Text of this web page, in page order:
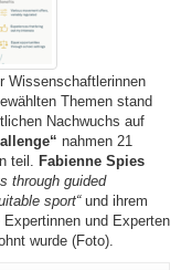
Wissenschaftlerinnen
Themen stand
Nachwuchs auf
nahmen 21
teil. Fabienne Spies
through guided
sport“und ihrem
und Experten
wurde (Foto).